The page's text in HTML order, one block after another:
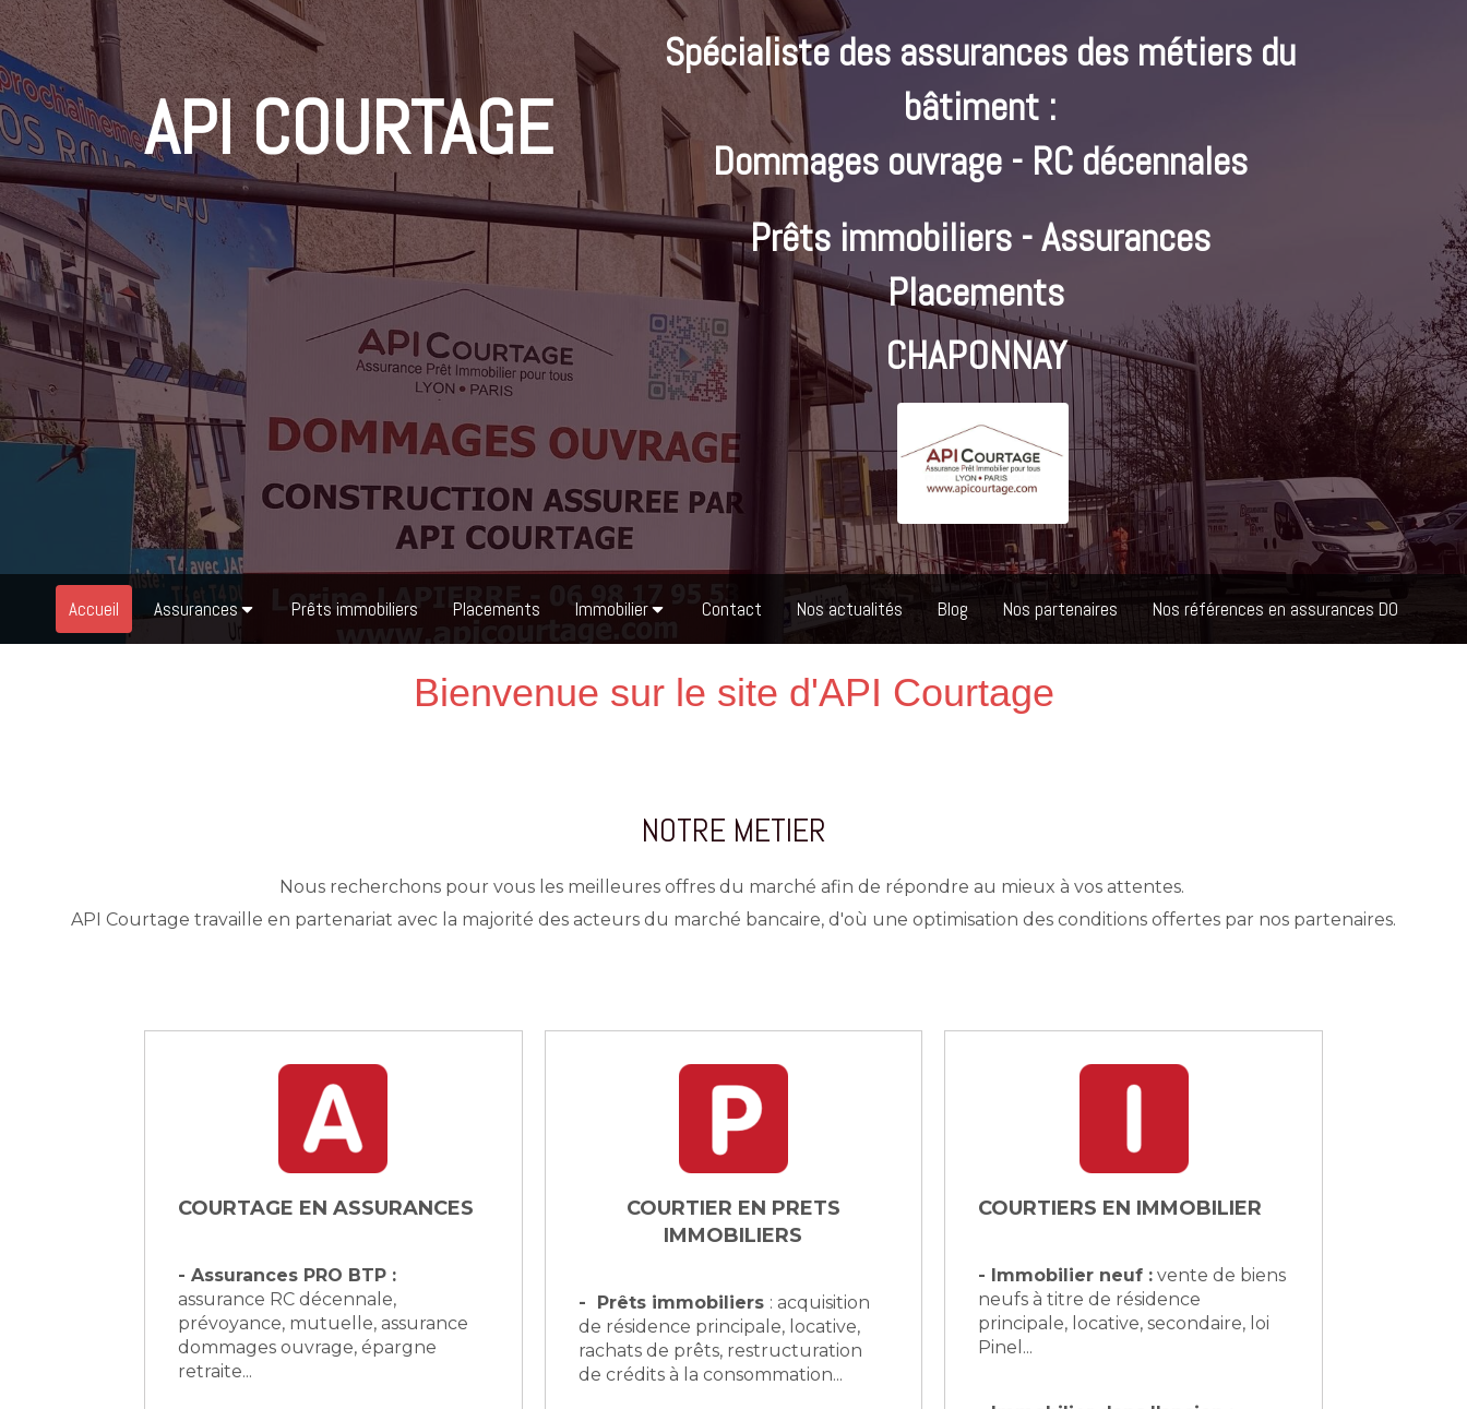
Accueil Assurances Prêts immobiliers Placements Immobilier Contact Nos actualités Blog Nos partenaires Nos références en assurances DO
Spécialiste des assurances des métiers du
bâtiment :
Dommages ouvrage - RC décennales
API COURTAGE
Prêts immobiliers - Assurances
Placements
CHAPONNAY
Bienvenue sur le site d'API Courtage
NOTRE METIER
Nous recherchons pour vous les meilleures offres du marché afin de répondre au mieux à vos attentes.
API Courtage travaille en partenariat avec la majorité des acteurs du marché bancaire, d'où une optimisation des conditions offertes par nos partenaires.
COURTAGE EN ASSURANCES
- Assurances PRO BTP :
assurance RC décennale,
prévoyance, mutuelle, assurance
dommages ouvrage, épargne
retraite...
COURTIER EN PRETS
IMMOBILIERS
- Prêts immobiliers : acquisition
de résidence principale, locative,
rachats de prêts, restructuration
de crédits à la consommation...
COURTIERS EN IMMOBILIER
- Immobilier neuf : vente de biens
neufs à titre de résidence
principale, locative, secondaire, loi
Pinel...